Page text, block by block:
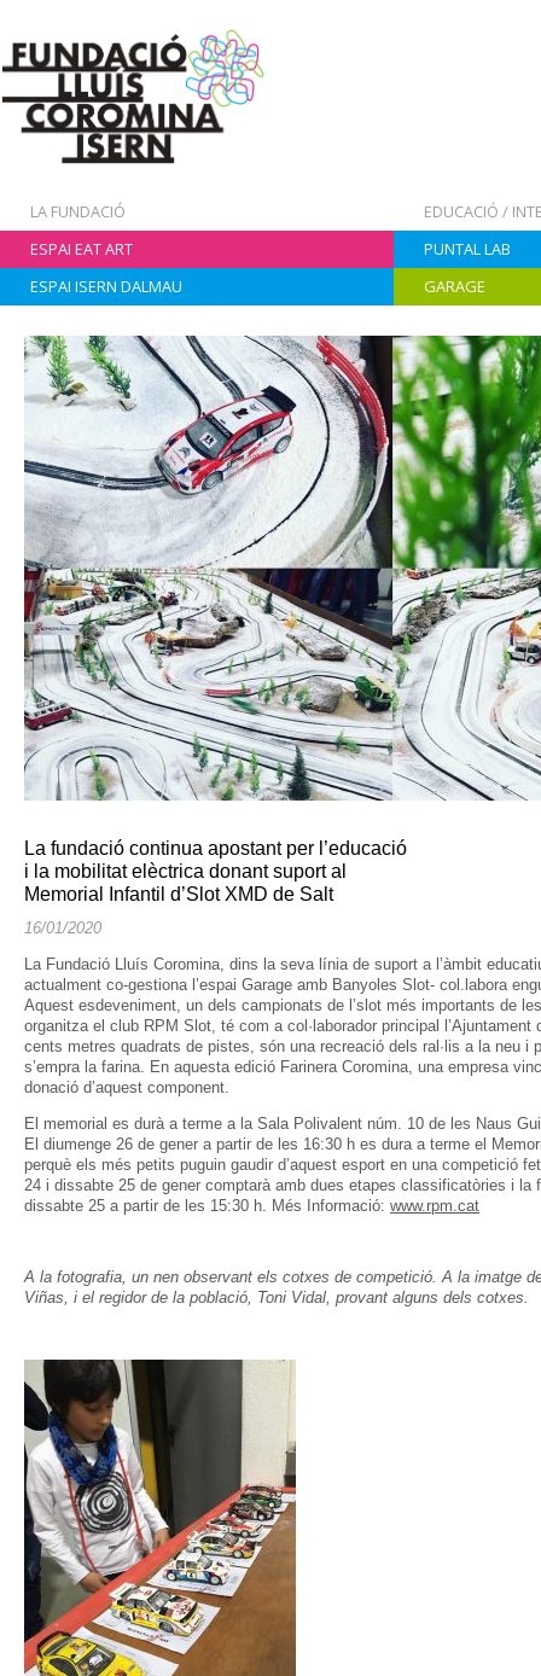
LA FUNDACIÓ
EDUCACIÓ /
ESPAI EAT ART
PUNTAL LAB
ESPAI ISERN DALMAU
GARAGE
La fundació continua apostant per l’educació
i la mobilitat elèctrica donant suport al
Memorial Infantil d’Slot XMD de Salt
16/01/2020
La Fundació Lluís Coromina, dins la seva línia de suport a l’àmbit
actualment co-gestiona l’espai Garage amb Banyoles Slot- col.labora
Aquest esdeveniment, un dels campionats de l’slot més importants de
organitza el club RPM Slot, té com a col·laborador principal
cents metres quadrats de pistes, són una recreació dels ral·lis a la neu i
s’empra la farina. En aquesta edició Farinera Coromina, una empresa
donació d’aquest component.
El memorial es durà a terme a la Sala Polivalent núm. 10 de les Naus
El diumenge 26 de gener a partir de les 16:30 h es dura a terme el
perquè els més petits puguin gaudir d’aquest esport en una competició
24 i dissabte 25 de gener comptarà amb dues etapes classificatòries i la
dissabte 25 a partir de les 15:30 h. Més Informació: www.rpm.cat
A la fotografia, un nen observant els cotxes de competició. A la imatge
Viñas, i el regidor de la població, Toni Vidal, provant alguns dels cotxes.